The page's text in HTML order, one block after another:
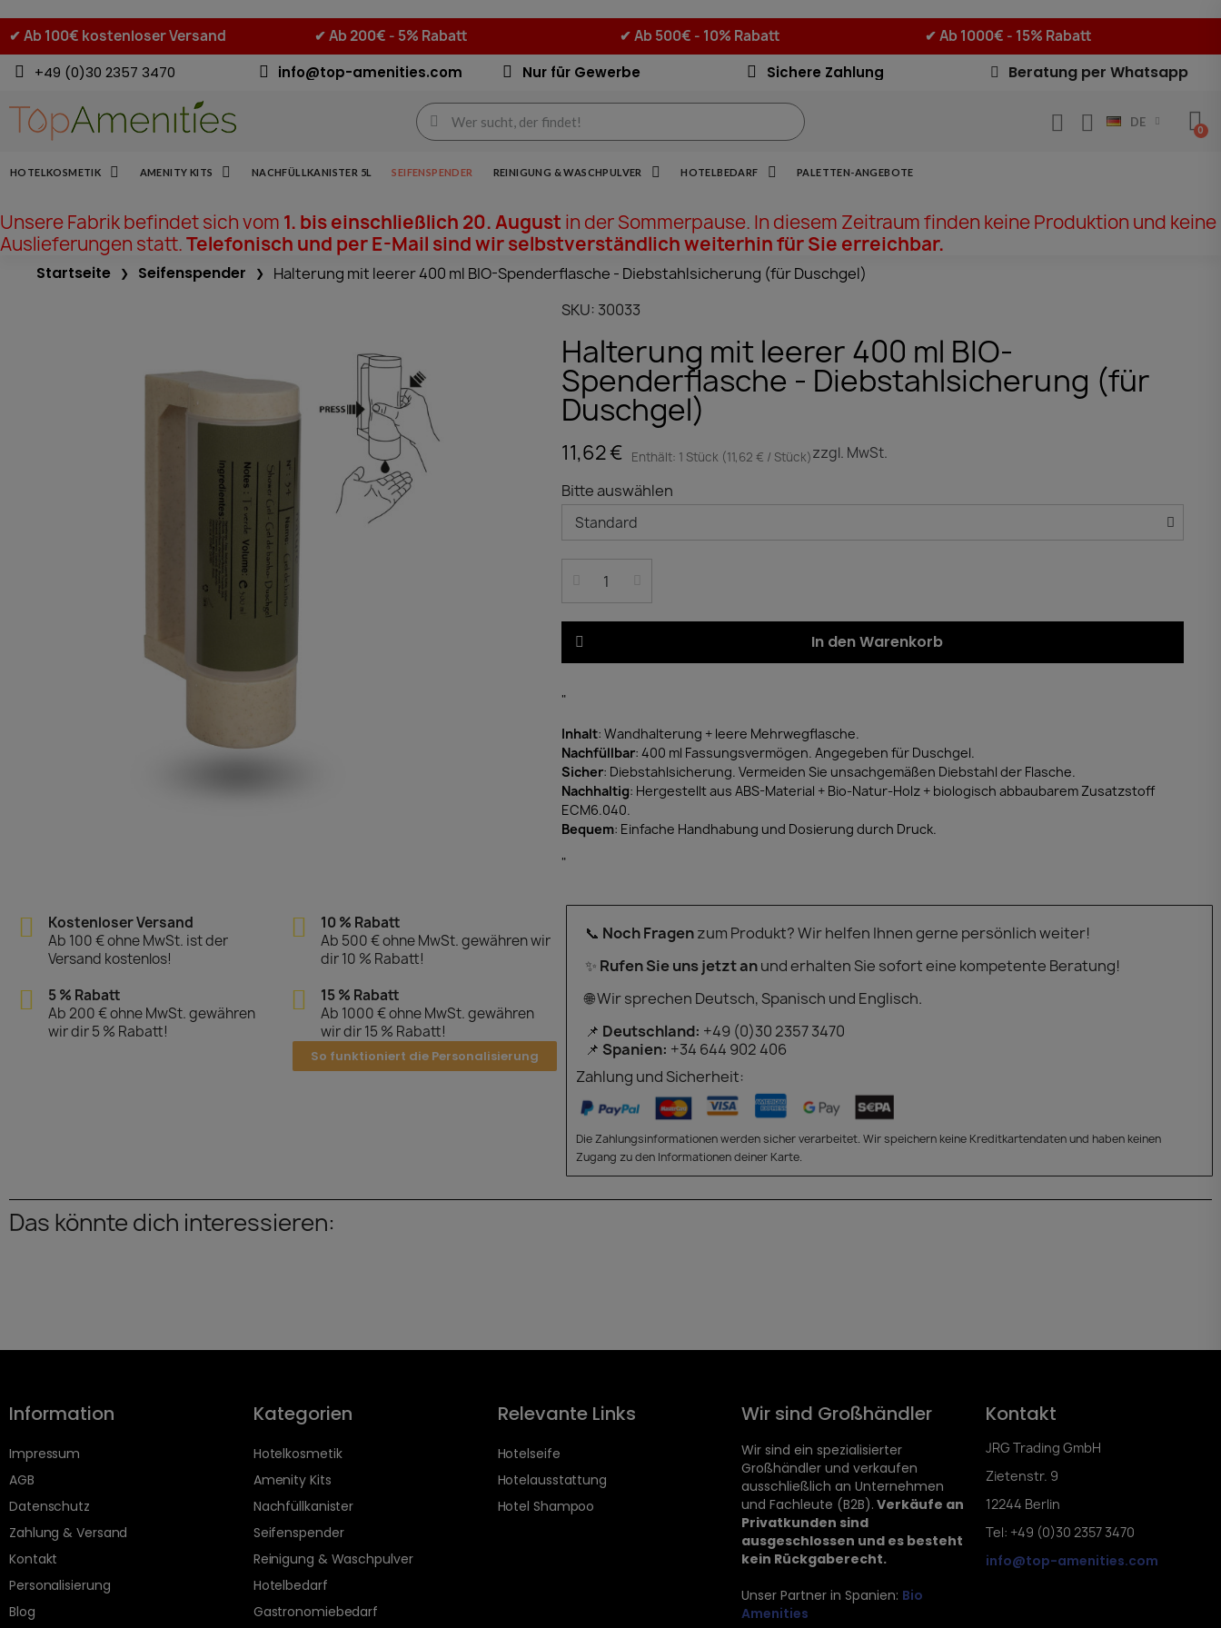
✔Ab 100€ kostenloser Versand ✔Ab 200€ - 5% Rabatt ✔Ab 500€ - 10% Rabatt ✔Ab 1000€ - 15% Rabatt
+49 (0)30 2357 3470
info@top-amenities.com Nur für Gewerbe Sichere Zahlung Beratung per Whatsapp
DE
HOTELKOSMETIK AMENITY KITS NACHFÜLLKANISTER 5L SEIFENSPENDER REINIGUNG & WASCHPULVER HOTELBEDARF PALETTEN-ANGEBOTE
Unsere Fabrik befindet sich vom 1. bis einschließlich 20. August in der Sommerpause. In diesem Zeitraum finden keine Produktion und keine
Auslieferungen statt.Telefonisch und per E-Mail sind wir selbstverständlich weiterhin für Sie erreichbar.
Startseite Seifenspender
Halterung mit leerer 400 ml BIO-Spenderflasche - Diebstahlsicherung (für Duschgel)
SKU 30033
Halterung mit leerer 400 ml BIO-
Spenderflasche - Diebstahlsicherung (für
Duschgel)
11,62 € Enthält: 1 Stück (11,62 € / Stück)zzgl. MwSt.
Bitte auswählen
In den Warenkorb
"
Inhalt: Wandhalterung + leere Mehrwegflasche.
Nachfüllbar: 400 ml Fassungsvermögen. Angegeben für Duschgel.
Sicher: Diebstahlsicherung. Vermeiden Sie unsachgemäßen Diebstahl der Flasche.
Nachhaltig: Hergestellt aus ABS-Material + Bio-Natur-Holz + biologisch abbaubarem Zusatzstoff
ECM6.040.
Bequem: Einfache Handhabung und Dosierung durch Druck.
"
Kostenloser Versand
Ab 100 € ohne MwSt. ist der
Versand kostenlos!
5 % Rabatt
Ab 200 € ohne MwSt. gewähren
wir dir 5 % Rabatt!
10 % Rabatt
Ab 500 € ohne MwSt. gewähren wir
dir 10 % Rabatt!
15 % Rabatt
Ab 1000 € ohne MwSt. gewähren
wir dir 15 % Rabatt!
So funktioniert die Personalisierung
📞 Noch Fragenzum Produkt? Wir helfen Ihnen gerne persönlich weiter!
✨ Rufen Sie uns jetzt anund erhalten Sie sofort eine kompetente Beratung!
🌐 Wir sprechen Deutsch, Spanisch und Englisch.
📌 Deutschland: +49 (0)30 2357 3470
📌 Spanien: +34 644 902 406
Zahlung und Sicherheit:
Die Zahlungsinformationen werden sicher verarbeitet. Wir speichern keine Kreditkartendaten und haben keinen
Zugang zu den Informationen deiner Karte.
Das könnte dich interessieren:
Information
Impressum
AGB
Datenschutz
Zahlung & Versand
Kontakt
Personalisierung
Blog
Kategorien
Hotelkosmetik
Amenity Kits
Nachfüllkanister
Seifenspender
Reinigung & Waschpulver
Hotelbedarf
Gastronomiebedarf
Relevante Links
Hotelseife
Hotelausstattung
Hotel Shampoo
Wir sind Großhändler
Wir sind ein spezialisierter
Großhändler und verkaufen
ausschließlich an Unternehmen
und Fachleute (B2B). Verkäufe an
Privatkunden sind
ausgeschlossen und es besteht
kein Rückgaberecht.
Unser Partner in Spanien: Bio
Amenities
Kontakt
JRG Trading GmbH
Zietenstr. 9
12244 Berlin
Tel: +49 (0)30 2357 3470
info@top-amenities.com